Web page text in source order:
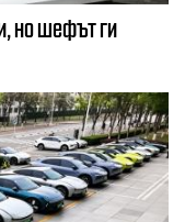
но шефът ги